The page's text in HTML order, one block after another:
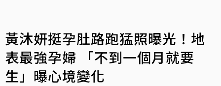
黃沐妍挺孕肚路跑猛照曝光！地
表最強孕婦 「不到一個月就要
生」曝心境變化